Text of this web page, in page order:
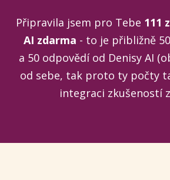
Připravila jsem pro Tebe 111
AI zdarma - to je přibližně
a 50 odpovědí od Denisy AI
od sebe, tak proto ty počty
integraci zkušeností